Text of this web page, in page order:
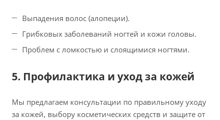
Выпадения волос (алопеции).
Грибковых заболеваний ногтей и кожи головы.
Проблем с ломкостью и слоящимися ногтями.
5. Профилактика и уход за кожей
Мы предлагаем консультации по правильному уходу
за кожей, выбору косметических средств и защите от